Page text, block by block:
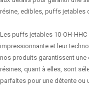
résine, edibles, puffs jetables
Les puffs jetables 10-OH-
impressionnante et leur
nos produits garantissent
résines, quant à elles, sont
parfaites pour une détente ou